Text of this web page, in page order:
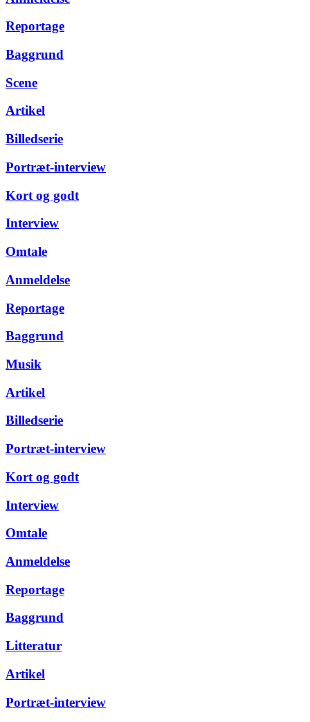
Reportage
Baggrund
Scene
Artikel
Billedserie
Portræt-interview
Kort og godt
Interview
Omtale
Anmeldelse
Reportage
Baggrund
Musik
Artikel
Billedserie
Portræt-interview
Kort og godt
Interview
Omtale
Anmeldelse
Reportage
Baggrund
Litteratur
Artikel
Portræt-interview